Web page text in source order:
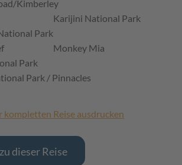
Kimberley
Karijini National Park
Park
Monkey Mia
Park
Park / Pinnacles
kompletten Reise ausdrucken
dieser Reise